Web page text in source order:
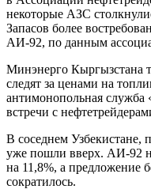
некоторые АЗС
Запасов более
АИ-92, по данным
Минэнерго Кыргызстана
следят за ценами на
антимонопольная служба
встречи с
В соседнем Узбекистане,
уже пошли вверх. АИ-92
на 11,8%, а предложение
сократилось.